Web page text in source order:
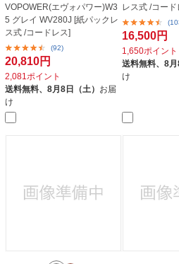
VOPOWER(エヴォパワー)W3
5 グレイ WV280J [紙パックレ
ス式 /コードレス]
(92)
20,810円
2,081ポイント
送料無料、 8月8日（土） お届
け
レス式 /コード
16,500円
1,650ポイント
送料無料、8月
け